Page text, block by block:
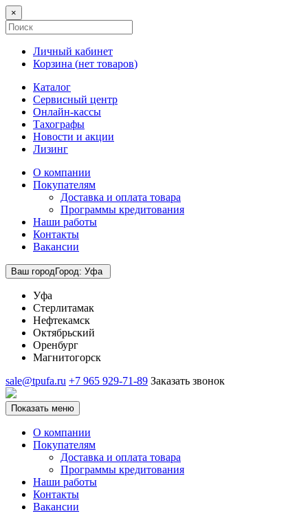
×
Личный кабинет
Корзина (нет товаров)
Каталог
Сервисный центр
Онлайн-кассы
Тахографы
Новости и акции
Лизинг
О компании
Покупателям
Доставка и оплата товара
Программы кредитования
Наши работы
Контакты
Вакансии
Ваш городГород: Уфа
Уфа
Стерлитамак
Нефтекамск
Октябрьский
Оренбург
Магнитогорск
sale@tpufa.ru +7 965 929-71-89 Заказать звонок
Показать меню
О компании
Покупателям
Доставка и оплата товара
Программы кредитования
Наши работы
Контакты
Вакансии